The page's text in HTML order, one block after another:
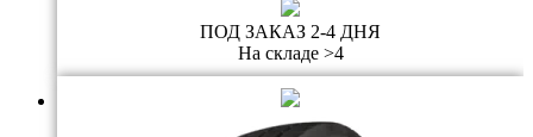
ПОД ЗАКАЗ 2-4 ДНЯ
На складе >4